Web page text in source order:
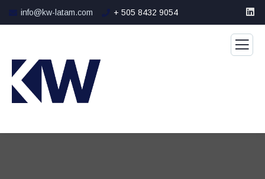
info@kw-latam.com + 505 8432 9054